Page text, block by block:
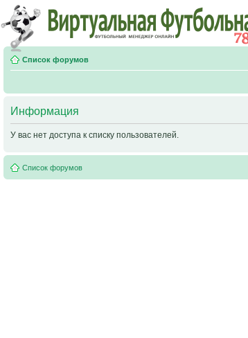
Список форумов
Информация
У вас нет доступа к списку пользователей.
Список форумов